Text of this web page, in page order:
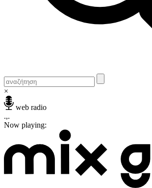
×
web radio
.,.
Now playing: